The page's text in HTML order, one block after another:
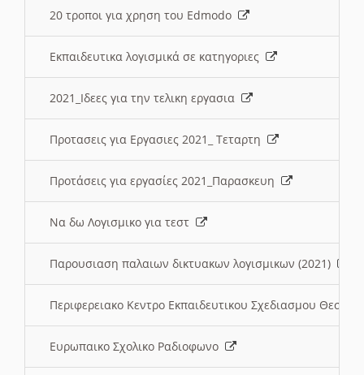
20 τροποι για χρηση του Edmodo
Εκπαιδευτικα λογισμικά σε κατηγοριες
2021_Ιδεες για την τελικη εργασια
Προτασεις για Εργασιες 2021_ Τεταρτη
Προτάσεις για εργασίες 2021_Παρασκευη
Να δω Λογισμικο για τεστ
Παρουσιαση παλαιων δικτυακων λογισμικων (2021)
Περιφερειακο Κεντρο Εκπαιδευτικου Σχεδιασμου
Ευρωπαικο Σχολικο Ραδιοφωνο